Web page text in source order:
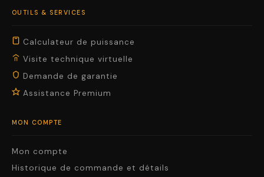
OUTILS & SERVICES
Calculateur de puissance
Visite technique virtuelle
Demande de garantie
Assistance Premium
MON COMPTE
Mon compte
Historique de commande et détails